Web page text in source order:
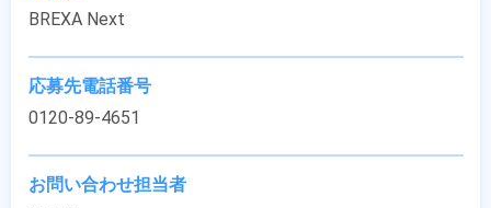
BREXA Next
応募先電話番号
0120-89-4651
お問い合わせ担当者